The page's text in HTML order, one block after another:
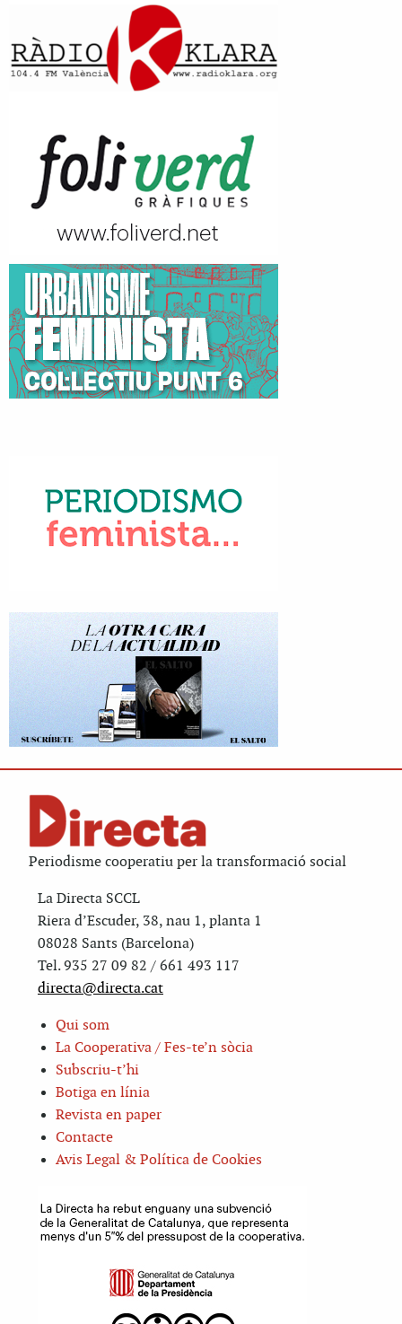
Periodisme cooperatiu per la transformació social
La Directa SCCL
Riera d’Escuder, 38, nau 1, planta 1
08028 Sants (Barcelona)
Tel. 935 27 09 82 / 661 493 117
directa@directa.cat
Qui som
La Cooperativa / Fes-te’n sòcia
Subscriu-t’hi
Botiga en línia
Revista en paper
Contacte
Avis Legal & Política de Cookies